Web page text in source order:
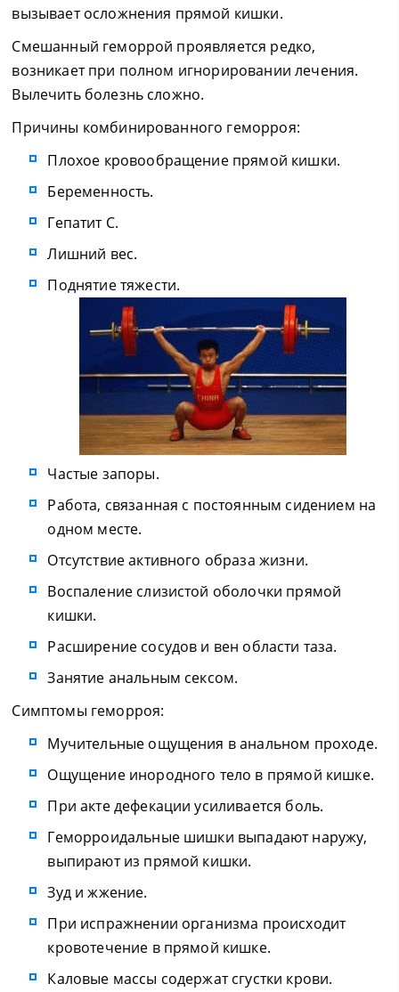
вызывает осложнения прямой кишки.
Смешанный геморрой проявляется редко,
возникает при полном игнорировании лечения.
Вылечить болезнь сложно.
Причины комбинированного геморроя:
Плохое кровообращение прямой кишки.
Беременность.
Гепатит С.
Лишний вес.
Поднятие тяжести.
Частые запоры.
Работа, связанная с постоянным сидением на
одном месте.
Отсутствие активного образа жизни.
Воспаление слизистой оболочки прямой
кишки.
Расширение сосудов и вен области таза.
Занятие анальным сексом.
Симптомы геморроя:
Мучительные ощущения в анальном проходе.
Ощущение инородного тело в прямой кишке.
При акте дефекации усиливается боль.
Геморроидальные шишки выпадают наружу,
выпирают из прямой кишки.
Зуд и жжение.
При испражнении организма происходит
кровотечение в прямой кишке.
Каловые массы содержат сгустки крови.